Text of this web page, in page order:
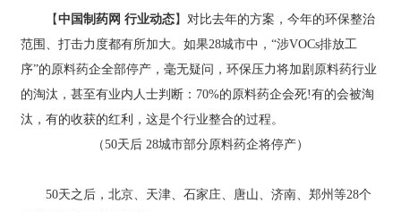
【中国制药网 行业动态】对比去年的方案，今年的环保整治
范围、打击力度都有所加大。如果28城市中，“涉VOCs排放工
序”的原料药企全部停产，毫无疑问，环保压力将加剧原料药行业
的淘汰，甚至有业内人士判断：70%的原料药企会死!有的会被淘
汰，有的收获的红利，这是个行业整合的过程。
（50天后 28城市部分原料药企将停产）
50天之后，北京、天津、石家庄、唐山、济南、郑州等28个